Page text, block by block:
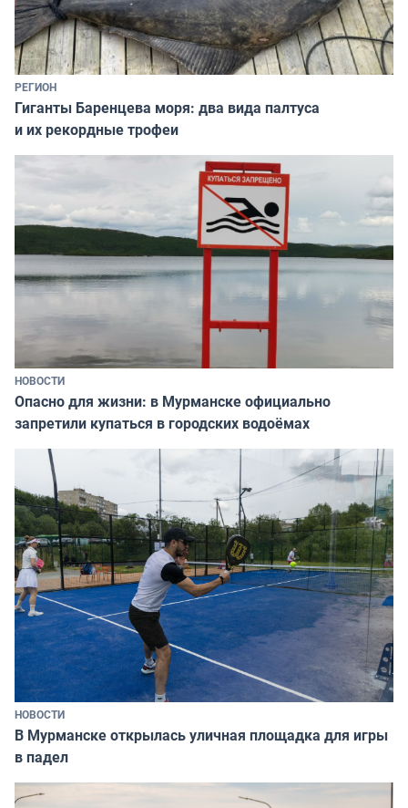
РЕГИОН
Гиганты Баренцева моря: два вида палтуса
и их рекордные трофеи
НОВОСТИ
Опасно для жизни: в Мурманске официально
запретили купаться в городских водоёмах
НОВОСТИ
В Мурманске открылась уличная площадка для игры
в падел